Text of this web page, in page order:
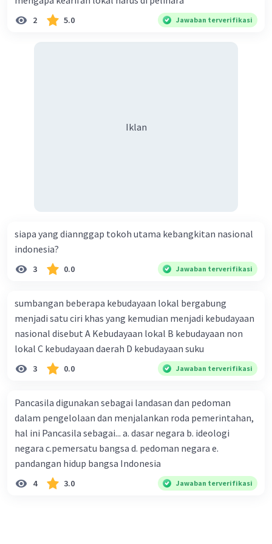
2 5.0 Jawaban terverifikasi
Iklan
siapa yang diannggap tokoh utama kebangkitan nasional
indonesia?
3 0.0 Jawaban terverifikasi
sumbangan beberapa kebudayaan lokal bergabung
menjadi satu ciri khas yang kemudian menjadi kebudayaan
nasional disebut A Kebudayaan lokal B kebudayaan non
lokal C kebudayaan daerah D kebudayaan suku
3 0.0 Jawaban terverifikasi
Pancasila digunakan sebagai landasan dan pedoman
dalam pengelolaan dan menjalankan roda pemerintahan,
hal ini Pancasila sebagai... a. dasar negara b. ideologi
negara c.pemersatu bangsa d. pedoman negara e.
pandangan hidup bangsa Indonesia
4 3.0 Jawaban terverifikasi